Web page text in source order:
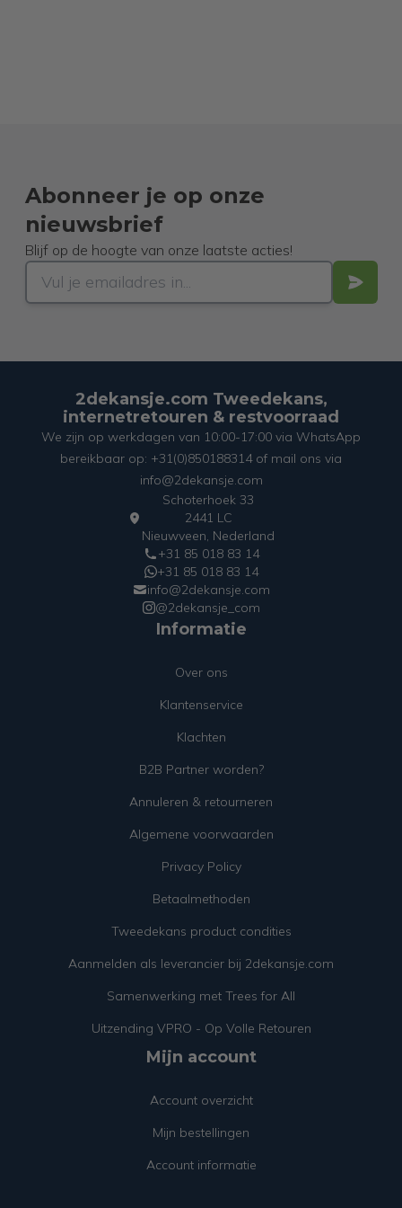
Abonneer je op onze
nieuwsbrief
Blijf op de hoogte van onze laatste acties!
2dekansje.com Tweedekans,
internetretouren & restvoorraad
We zijn op werkdagen van 10:00-17:00 via WhatsApp
bereikbaar op: +31(0)850188314 of mail ons via
info@2dekansje.com
Schoterhoek 33
2441 LC
Nieuwveen, Nederland
+31 85 018 83 14
+31 85 018 83 14
info@2dekansje.com
@2dekansje_com
Informatie
Over ons
Klantenservice
Klachten
B2B Partner worden?
Annuleren & retourneren
Algemene voorwaarden
Privacy Policy
Betaalmethoden
Tweedekans product condities
Aanmelden als leverancier bij 2dekansje.com
Samenwerking met Trees for All
Uitzending VPRO - Op Volle Retouren
Mijn account
Account overzicht
Mijn bestellingen
Account informatie